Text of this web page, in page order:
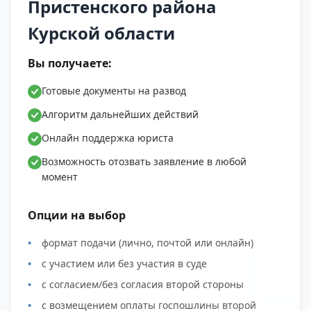
Казначеевский хутор, Кировский поселок
городского типа, Деревня Колбасовка,
Село Котово, Хутор Красная Горка, Село
Красниково, Деревня Кривцово, Деревня
Лашинка, Хутор Луг, Деревня Малые Сети,
Мокренький хутор, Нагольное село, Село
Нижняя Ольшанка, Хутор Озерки, Озерский
поселок, Деревня Ольховатка, Хутор
Хутор Пайки, Хутор Переезд, Петровский хутор,
Хутор Подольхи, Деревня Покровка, Деревня
Прилепы, Пристенное село, Рабочий поселок
Пристень, Хутор Прудки, Хутор Прудки, Село
Пристенского района
Курской области
Вы получаете:
Готовые документы на развод
Алгоритм дальнейших действий
Онлайн поддержка юриста
Возможность отозвать заявление в любой
момент
Опции на выбор
формат подачи (лично, почтой или онлайн)
с участием или без участия в суде
с согласием/без согласия второй стороны
с возмещением оплаты госпошлины второй